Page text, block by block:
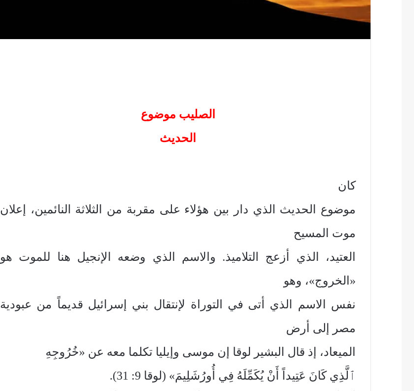
الصليب موضوع
الحديث
كان
موضوع الحديث الذي دار بين هؤلاء على مقربة من الثلاثة النائمين، إعلان
موت المسيح
العتيد، الذي أزعج التلاميذ. والاسم الذي وضعه الإنجيل هنا للموت هو
«الخروج»، وهو
نفس الاسم الذي أتى في التوراة لإنتقال بني إسرائيل قديماً من عبودية
مصر إلى أرض
الميعاد، إذ قال البشير لوقا إن موسى وإيليا تكلما معه عن «خُرُوجِهِ
ٱلَّذِي كَانَ عَتِيداً أَنْ يُكَمِّلَهُ فِي أُورُشَلِيمَ» (لوقا 9: 31).